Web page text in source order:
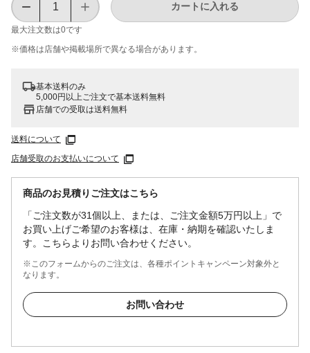
最大注文数は0です
カートに入れる
※価格は​店舗や​掲載場所で​異なる​場合が​あります。
基本送料のみ
5,000円以上ご注文で基本送料無料
店舗での受取は送料無料
送料について
店舗受取のお支払いについて
商品のお見積りご注文はこちら
「ご注文数が31個以上、または、ご注文金額5万円以上」で
お買い上げご希望のお客様は、在庫・納期を確認いたしま
す。こちらよりお問い合わせください。
※このフォームからのご注文は、各種ポイントキャンペーン対象外と
なります。
お問い合わせ